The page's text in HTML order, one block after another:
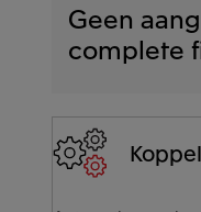
Geen
complete